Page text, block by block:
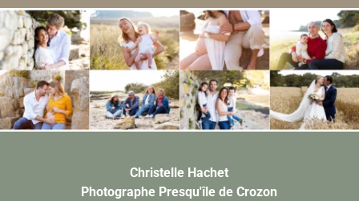
Christelle Hachet
Photographe Presqu'île de Crozon